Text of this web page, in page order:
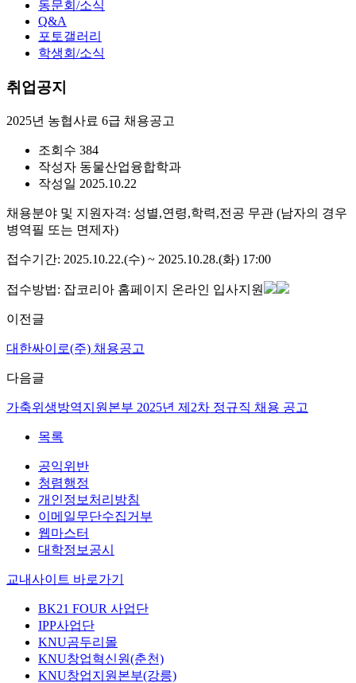
동문회/소식
Q&A
포토갤러리
학생회/소식
취업공지
2025년 농협사료 6급 채용공고
조회수 384
작성자 동물산업융합학과
작성일 2025.10.22
채용분야 및 지원자격: 성별,연령,학력,전공 무관 (남자의 경우
병역필 또는 면제자)
접수기간: 2025.10.22.(수) ~ 2025.10.28.(화) 17:00
접수방법: 잡코리아 홈페이지 온라인 입사지원
이전글
대한싸이로(주) 채용공고
다음글
가축위생방역지원본부 2025년 제2차 정규직 채용 공고
목록
공익위반
청렴행정
개인정보처리방침
이메일무단수집거부
웹마스터
대학정보공시
교내사이트 바로가기
BK21 FOUR 사업단
IPP사업단
KNU곰두리몰
KNU창업혁신원(춘천)
KNU창업지원본부(강릉)